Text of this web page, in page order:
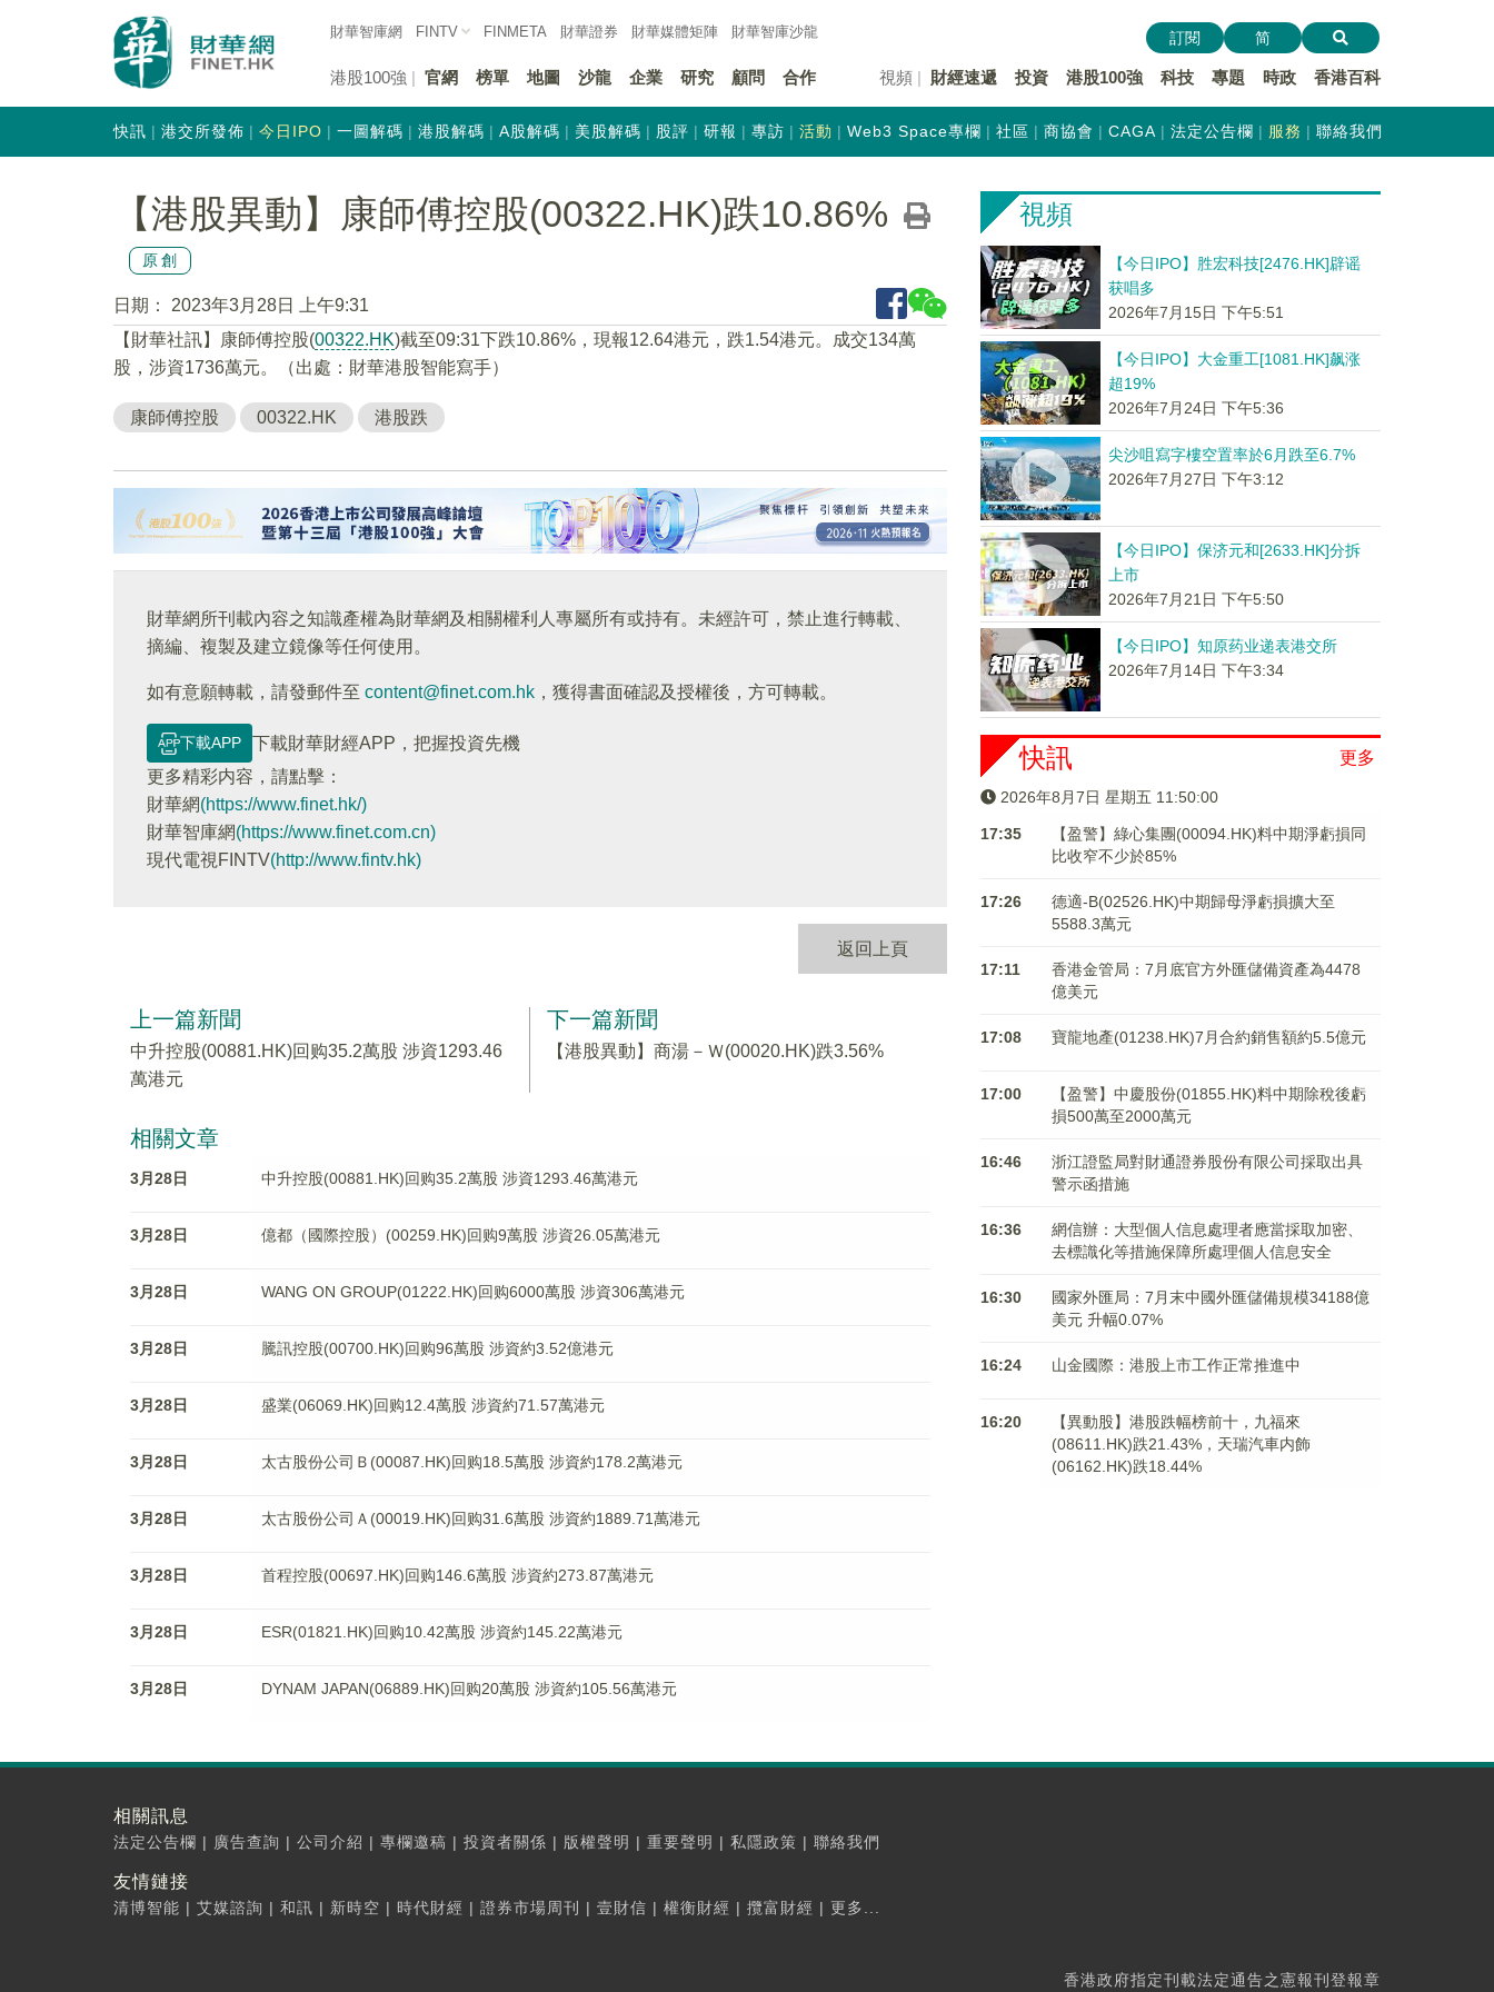
財華智庫網 FINTV FINMETA 財華證券 財華媒體矩陣 財華智庫沙龍
港股100強 官網 榜單 地圖 沙龍 企業 研究 顧問 合作 視頻 財經速遞 投資 港股100強 科技 專題 時政 香港百科
訂閱 简
快訊 港交所發佈 今日IPO 一圖解碼 港股解碼 A股解碼 美股解碼 股評 研報 專訪 活動 Web3 Space專欄 社區 商協會 CAGA 法定公告欄 服務 聯絡我們
【港股異動】康師傅控股(00322.HK)跌10.86%
原創
日期：
2023年3月28日 上午9:31
【財華社訊】康師傅控股(00322.HK)截至09:31下跌10.86%，現報12.64港元，跌1.54港元。成交134萬
股，涉資1736萬元。（出處：財華港股智能寫手）
康師傅控股 00322.HK 港股跌
財華網所刊載內容之知識產權為財華網及相關權利人專屬所有或持有。未經許可，禁止進行轉載、
摘編、複製及建立鏡像等任何使用。
如有意願轉載，請發郵件至 content@finet.com.hk ，獲得書面確認及授權後，方可轉載。
下載APP
下載財華財經APP，把握投資先機
更多精彩内容，請點擊：
財華網(https://www.finet.hk/)
財華智庫網(https://www.finet.com.cn)
現代電視FINTV(http://www.fintv.hk)
返回上頁
上一篇新聞
中升控股(00881.HK)回购35.2萬股 涉資1293.46
萬港元
下一篇新聞
【港股異動】商湯－Ｗ(00020.HK)跌3.56%
相關文章
3月28日 中升控股(00881.HK)回购35.2萬股 涉資1293.46萬港元
3月28日 億都（國際控股）(00259.HK)回购9萬股 涉資26.05萬港元
3月28日 WANG ON GROUP(01222.HK)回购6000萬股 涉資306萬港元
3月28日 騰訊控股(00700.HK)回购96萬股 涉資約3.52億港元
3月28日 盛業(06069.HK)回购12.4萬股 涉資約71.57萬港元
3月28日 太古股份公司Ｂ(00087.HK)回购18.5萬股 涉資約178.2萬港元
3月28日 太古股份公司Ａ(00019.HK)回购31.6萬股 涉資約1889.71萬港元
3月28日 首程控股(00697.HK)回购146.6萬股 涉資約273.87萬港元
3月28日 ESR(01821.HK)回购10.42萬股 涉資約145.22萬港元
3月28日 DYNAM JAPAN(06889.HK)回购20萬股 涉資約105.56萬港元
視頻
【今日IPO】胜宏科技[2476.HK]辟谣
获唱多
2026年7月15日 下午5:51
【今日IPO】大金重工[1081.HK]飙涨
超19%
2026年7月24日 下午5:36
尖沙咀寫字樓空置率於6月跌至6.7%
2026年7月27日 下午3:12
【今日IPO】保济元和[2633.HK]分拆
上市
2026年7月21日 下午5:50
【今日IPO】知原药业递表港交所
2026年7月14日 下午3:34
更多
快訊
2026年8月7日 星期五 11:50:01
17:35
【盈警】綠心集團(00094.HK)料中期淨虧損同
比收窄不少於85%
17:26
德適-B(02526.HK)中期歸母淨虧損擴大至
5588.3萬元
17:11
香港金管局：7月底官方外匯儲備資產為4478
億美元
17:08 寶龍地產(01238.HK)7月合約銷售額約5.5億元
17:00
【盈警】中慶股份(01855.HK)料中期除稅後虧
損500萬至2000萬元
16:46
浙江證監局對財通證券股份有限公司採取出具
警示函措施
16:36
網信辦：大型個人信息處理者應當採取加密、
去標識化等措施保障所處理個人信息安全
16:30
國家外匯局：7月末中國外匯儲備規模34188億
美元 升幅0.07%
16:24 山金國際：港股上市工作正常推進中
16:20
【異動股】港股跌幅榜前十，九福來
(08611.HK)跌21.43%，天瑞汽車内飾
(06162.HK)跌18.44%
相關訊息
法定公告欄 | 廣告查詢 | 公司介紹 | 專欄邀稿 | 投資者關係 | 版權聲明 | 重要聲明 | 私隱政策 | 聯絡我們
友情鏈接
清博智能 | 艾媒諮詢 | 和訊 | 新時空 | 時代財經 | 證券市場周刊 | 壹財信 | 權衡財經 | 攬富財經 | 更多...
香港政府指定刊載法定通告之憲報刊登報章